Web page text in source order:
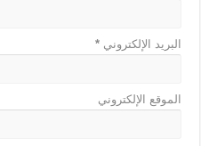
البريد الإلكتروني*
الموقع الإلكتروني